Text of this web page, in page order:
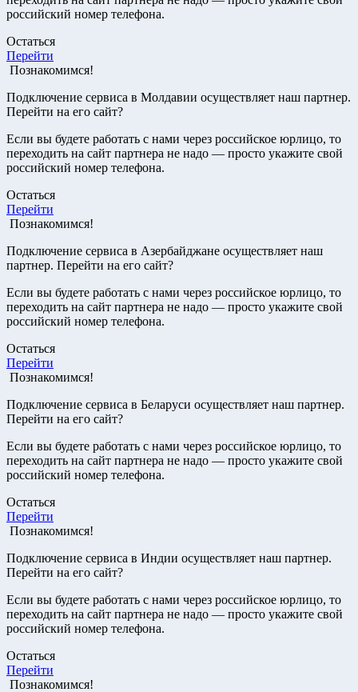
российский номер телефона.
Остаться
Перейти
Познакомимся!
Подключение сервиса в Молдавии осуществляет наш партнер.
Перейти на его сайт?
Если вы будете работать с нами через российское юрлицо, то
переходить на сайт партнера не надо — просто укажите свой
российский номер телефона.
Остаться
Перейти
Познакомимся!
Подключение сервиса в Азербайджане осуществляет наш
партнер. Перейти на его сайт?
Если вы будете работать с нами через российское юрлицо, то
переходить на сайт партнера не надо — просто укажите свой
российский номер телефона.
Остаться
Перейти
Познакомимся!
Подключение сервиса в Беларуси осуществляет наш партнер.
Перейти на его сайт?
Если вы будете работать с нами через российское юрлицо, то
переходить на сайт партнера не надо — просто укажите свой
российский номер телефона.
Остаться
Перейти
Познакомимся!
Подключение сервиса в Индии осуществляет наш партнер.
Перейти на его сайт?
Если вы будете работать с нами через российское юрлицо, то
переходить на сайт партнера не надо — просто укажите свой
российский номер телефона.
Остаться
Перейти
Познакомимся!